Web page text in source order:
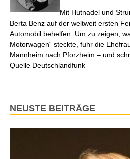
Mit Hutnadel und
Berta Benz auf der weltweit ersten
Automobil behelfen. Um zu zeigen,
Motorwagen“ steckte, fuhr die
Mannheim nach Pforzheim – und
Quelle Deutschlandfunk
NEUSTE BEITRÄGE